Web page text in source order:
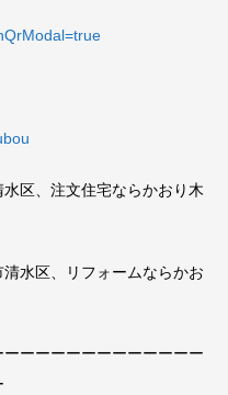
区、注文住宅ならかおり木
水区、リフォームならかお
ーーーーーーーーーーーー